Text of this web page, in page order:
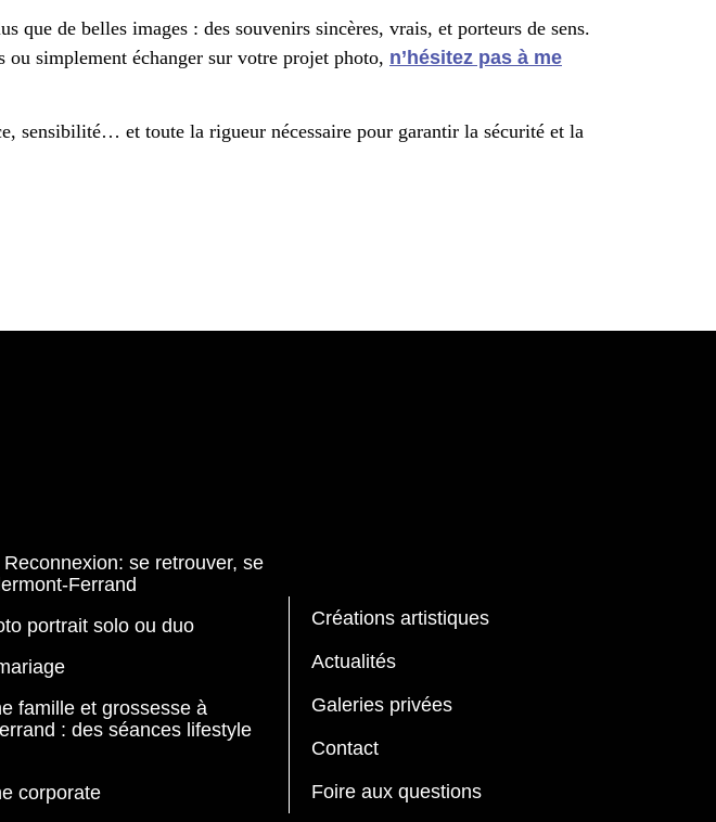
de belles images : des souvenirs sincères, vrais, et porteurs de sens.
simplement échanger sur votre projet photo, n’hésitez pas à me
sensibilité… et toute la rigueur nécessaire pour garantir la sécurité et la
se retrouver, se
Ferrand
portrait solo ou duo
famille et grossesse à
: des séances lifestyle
corporate
Créations artistiques
Actualités
Galeries privées
Contact
Foire aux questions